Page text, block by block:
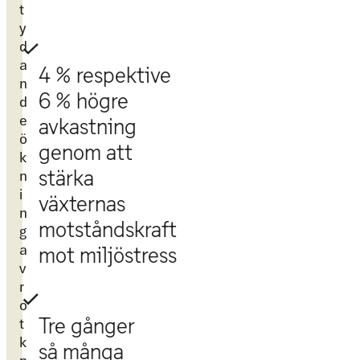
t
y
d
a
n
d
e
ö
k
n
i
n
g
a
v
r
o
t
k
4 % respektive
6 % högre
avkastning
genom att
stärka
växternas
motståndskraft
mot miljöstress
Tre gånger
så många